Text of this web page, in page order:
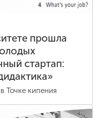
прошла
стартап:
Точке кипения